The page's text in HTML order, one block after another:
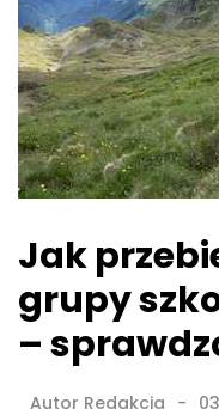
Jak
grupy
–
Autor Redakcja